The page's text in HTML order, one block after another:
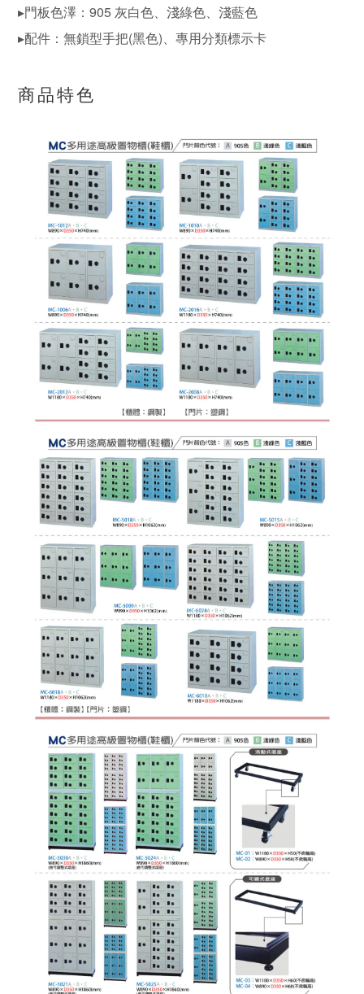
▸門板色澤：905 灰白色、淺綠色、淺藍色
▸配件：無鎖型手把(黑色)、專用分類標示卡
商品特色